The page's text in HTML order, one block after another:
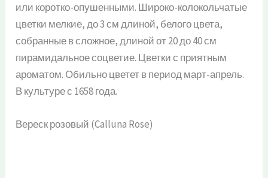
или коротко-опушенными. Широко-колокольчатые
цветки мелкие, до 3 см длиной, белого цвета,
собранные в сложное, длиной от 20 до 40 см
пирамидальное соцветие. Цветки с приятным
ароматом. Обильно цветет в период март-апрель.
В культуре с 1658 года.
Вереск розовый (Calluna Rose)